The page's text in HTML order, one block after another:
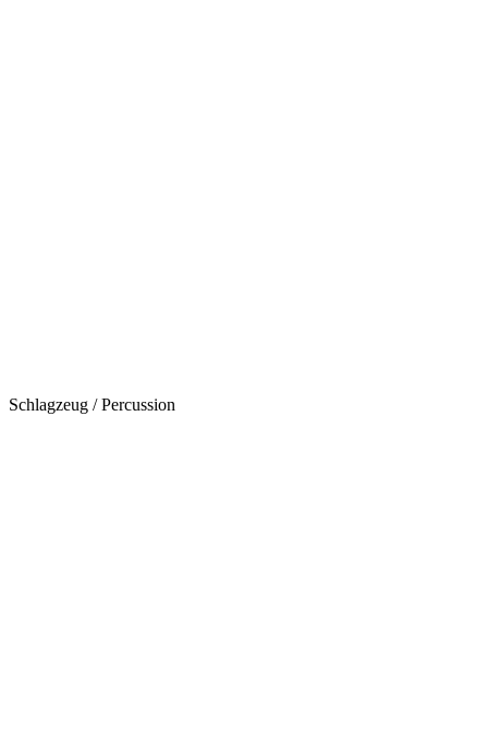
Schlagzeug / Percussion